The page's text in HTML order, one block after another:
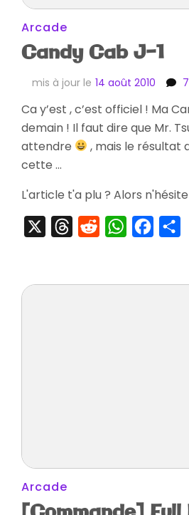
Arcade
Candy Cab J-1
mis à jour le 14 août 2010
Ca y’est , c’est officiel ! Ma
demain ! Il faut dire que Mr.
attendre
, mais le résultat
cette …
L'article t'a plu ? Alors
ThreadsRedditWhatsApp
Arcade